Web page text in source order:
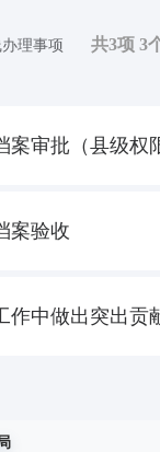
理事项 共3项 3
案审批（县级权
案验收
作中做出突出贡